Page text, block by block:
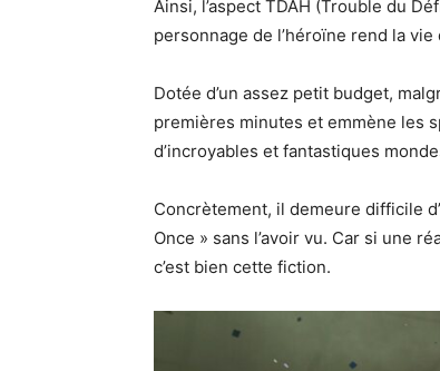
Ainsi, l’aspect TDAH (Trouble du
personnage de l’héroïne rend la
Dotée d’un assez petit budget,
premières minutes et emmène les
d’incroyables et fantastiques
Concrètement, il demeure difficile
Once » sans l’avoir vu. Car si une
c’est bien cette fiction.